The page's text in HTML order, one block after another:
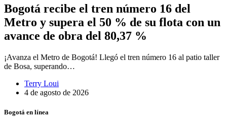
Bogotá recibe el tren número 16 del
Metro y supera el 50 % de su flota con un
avance de obra del 80,37 %
¡Avanza el Metro de Bogotá! Llegó el tren número 16 al patio taller
de Bosa, superando…
Terry Loui
4 de agosto de 2026
Bogotá en línea